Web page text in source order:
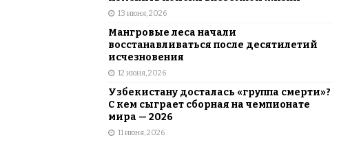
13 июня, 2026
Мангровые леса начали
восстанавливаться после десятилетий
исчезновения
12 июня, 2026
Узбекистану досталась «группа смерти»?
С кем сыграет сборная на чемпионате
мира — 2026
11 июня, 2026